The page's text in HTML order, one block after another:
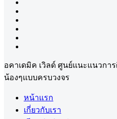
อคาเดมิค เวิลด์ ศูนย์แนะแนวกา
น้องๆแบบครบวงจร
หน้าแรก
เกี่ยวกับเรา